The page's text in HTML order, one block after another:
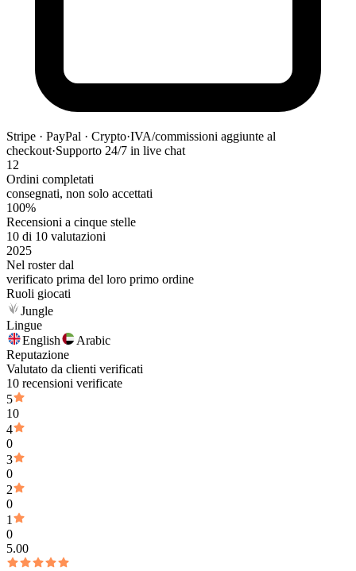
Stripe · PayPal · Crypto·IVA/commissioni aggiunte al
checkout·Supporto 24/7 in live chat
12
Ordini completati
consegnati, non solo accettati
100%
Recensioni a cinque stelle
10 di 10 valutazioni
2025
Nel roster dal
verificato prima del loro primo ordine
Ruoli giocati
Jungle
Lingue
English
Arabic
Reputazione
Valutato da clienti verificati
10 recensioni verificate
5
10
4
0
3
0
2
0
1
0
5.00